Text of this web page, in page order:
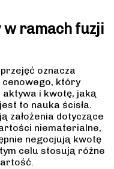
ramach fuzji
oznacza
cenowego, który
aktywa i kwotę, jaką
to nauka ścisła.
założenia dotyczące
niematerialne,
negocjują kwotę
celu stosują różne